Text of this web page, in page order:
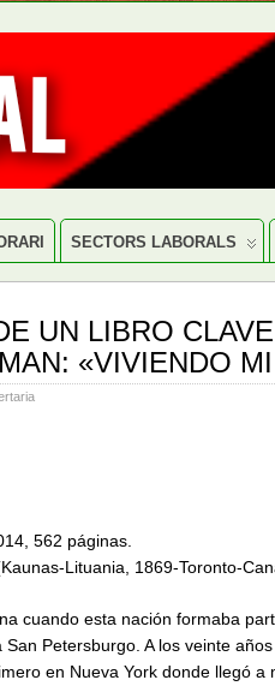
SECTORS LABORALS
UN LIBRO
«VIVIENDO
562 páginas.
Lituania, 1869-Toronto-
cuando esta nación formaba
Petersburgo. A los veinte
en Nueva York donde llegó